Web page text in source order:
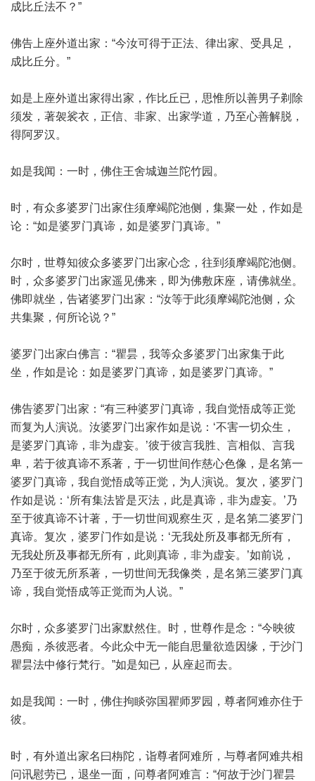
成比丘法不？”
佛告上座外道出家：“今汝可得于正法、律出家、受具足，
成比丘分。”
如是上座外道出家得出家，作比丘已，思惟所以善男子剃除
须发，著袈裟衣，正信、非家、出家学道，乃至心善解脱，
得阿罗汉。
如是我闻：一时，佛住王舍城迦兰陀竹园。
时，有众多婆罗门出家住须摩竭陀池侧，集聚一处，作如是
论：“如是婆罗门真谛，如是婆罗门真谛。”
尔时，世尊知彼众多婆罗门出家心念，往到须摩竭陀池侧。
时，众多婆罗门出家遥见佛来，即为佛敷床座，请佛就坐。
佛即就坐，告诸婆罗门出家：“汝等于此须摩竭陀池侧，众
共集聚，何所论说？”
婆罗门出家白佛言：“瞿昙，我等众多婆罗门出家集于此
坐，作如是论：如是婆罗门真谛，如是婆罗门真谛。”
佛告婆罗门出家：“有三种婆罗门真谛，我自觉悟成等正觉
而复为人演说。汝婆罗门出家作如是说：‘不害一切众生，
是婆罗门真谛，非为虚妄。’彼于彼言我胜、言相似、言我
卑，若于彼真谛不系著，于一切世间作慈心色像，是名第一
婆罗门真谛，我自觉悟成等正觉，为人演说。复次，婆罗门
作如是说：‘所有集法皆是灭法，此是真谛，非为虚妄。’乃
至于彼真谛不计著，于一切世间观察生灭，是名第二婆罗门
真谛。复次，婆罗门作如是说：‘无我处所及事都无所有，
无我处所及事都无所有，此则真谛，非为虚妄。’如前说，
乃至于彼无所系著，一切世间无我像类，是名第三婆罗门真
谛，我自觉悟成等正觉而为人说。”
尔时，众多婆罗门出家默然住。时，世尊作是念：“今映彼
愚痴，杀彼恶者。今此众中无一能自思量欲造因缘，于沙门
瞿昙法中修行梵行。”如是知已，从座起而去。
如是我闻：一时，佛住拘睒弥国瞿师罗园，尊者阿难亦住于
彼。
时，有外道出家名曰栴陀，诣尊者阿难所，与尊者阿难共相
问讯慰劳已，退坐一面，问尊者阿难言：“何故于沙门瞿昙